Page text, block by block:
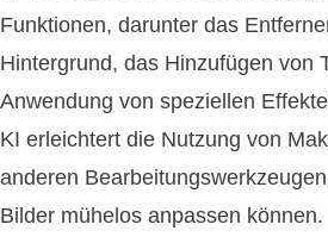
Funktionen, darunter das
Hintergrund, das Hinzufügen von
Anwendung von speziellen
KI erleichtert die Nutzung von
anderen
Bilder mühelos anpassen können.